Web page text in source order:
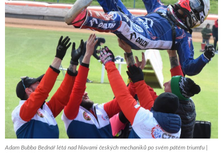
Adam Bubba Bednář létá nad hlavami českých mechaniků po svém pátém triumfu |